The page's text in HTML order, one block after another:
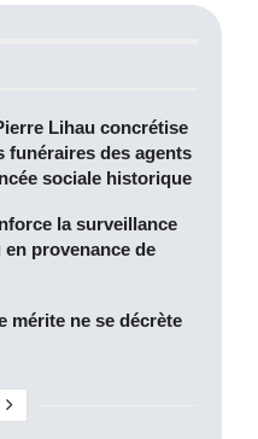
Lihau concrétise
funéraires des agents
sociale historique
la surveillance
en provenance de
mérite ne se décrète